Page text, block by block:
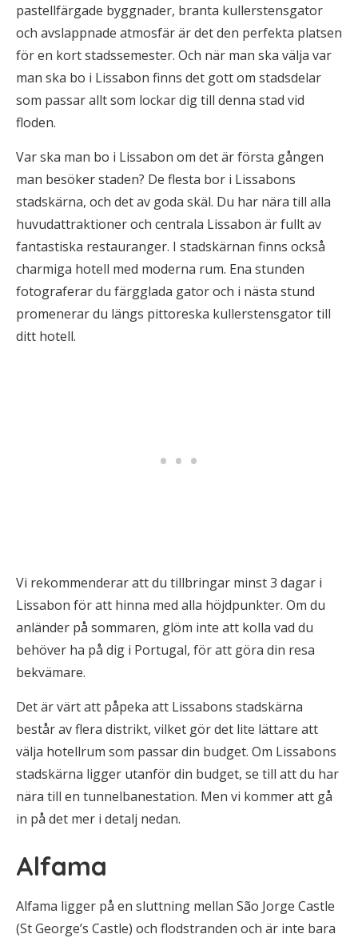
pastellfärgade byggnader, branta kullerstensgator
och avslappnade atmosfär är det den perfekta platsen
för en kort stadssemester. Och när man ska välja var
man ska bo i Lissabon finns det gott om stadsdelar
som passar allt som lockar dig till denna stad vid
floden.
Var ska man bo i Lissabon om det är första gången
man besöker staden? De flesta bor i Lissabons
stadskärna, och det av goda skäl. Du har nära till alla
huvudattraktioner och centrala Lissabon är fullt av
fantastiska restauranger. I stadskärnan finns också
charmiga hotell med moderna rum. Ena stunden
fotograferar du färgglada gator och i nästa stund
promenerar du längs pittoreska kullerstensgator till
ditt hotell.
Vi rekommenderar att du tillbringar minst 3 dagar i
Lissabon för att hinna med alla höjdpunkter. Om du
anländer på sommaren, glöm inte att kolla vad du
behöver ha på dig i Portugal, för att göra din resa
bekvämare.
Det är värt att påpeka att Lissabons stadskärna
består av flera distrikt, vilket gör det lite lättare att
välja hotellrum som passar din budget. Om Lissabons
stadskärna ligger utanför din budget, se till att du har
nära till en tunnelbanestation. Men vi kommer att gå
in på det mer i detalj nedan.
Alfama
Alfama ligger på en sluttning mellan São Jorge Castle
(St George’s Castle) och flodstranden och är inte bara